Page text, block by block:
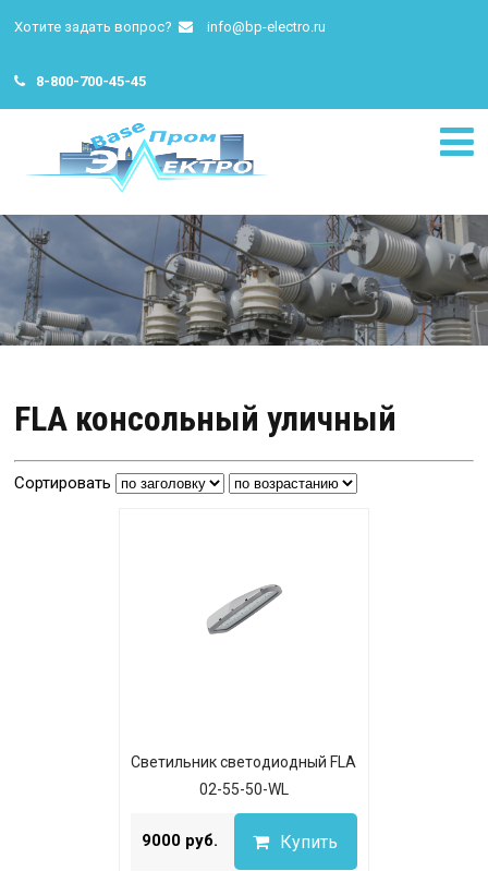
Хотите задать вопрос? info@bp-electro.ru
8-800-700-45-45
FLA консольный уличный
Сортировать
Светильник светодиодный FLA
02-55-50-WL
9000 руб. Купить